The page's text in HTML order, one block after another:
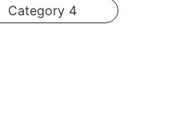
Category 4